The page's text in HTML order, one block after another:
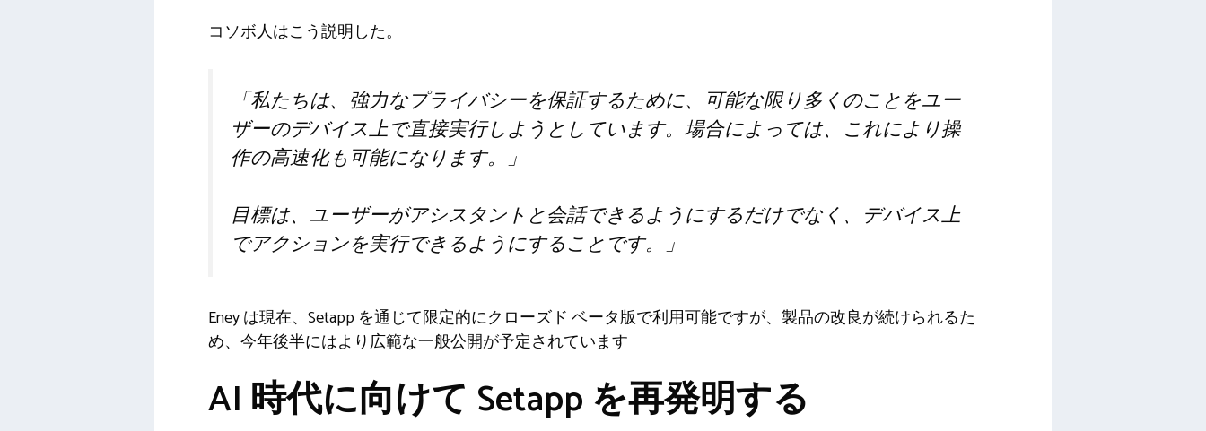
コソボ人はこう説明した。
「私たちは、強力なプライバシーを保証するために、可能な限り多くのことをユー
ザーのデバイス上で直接実行しようとしています。場合によっては、これにより操
作の高速化も可能になります。」
目標は、ユーザーがアシスタントと会話できるようにするだけでなく、デバイス上
でアクションを実行できるようにすることです。」
Eney は現在、Setapp を通じて限定的にクローズド ベータ版で利用可能ですが、製品の改良が続けられるた
め、今年後半にはより広範な一般公開が予定されています
AI 時代に向けて Setapp を再発明する